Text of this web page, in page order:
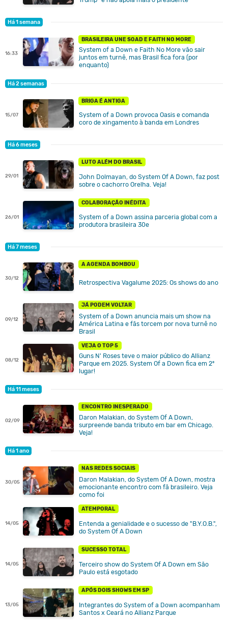
Há 1 semana
16:33
BRASILEIRA UNE SOAD E FAITH NO MORE
System of a Down e Faith No More vão sair
juntos em turnê, mas Brasil fica fora (por
enquanto)
Há 2 semanas
15/07
BRIGA É ANTIGA
System of a Down provoca Oasis e comanda
coro de xingamento à banda em Londres
Há 6 meses
29/01
LUTO ALÉM DO BRASIL
John Dolmayan, do System Of A Down, faz post
sobre o cachorro Orelha. Veja!
26/01
COLABORAÇÃO INÉDITA
System of a Down assina parceria global com a
produtora brasileira 30e
Há 7 meses
30/12
A AGENDA BOMBOU
Retrospectiva Vagalume 2025: Os shows do ano
09/12
JÁ PODEM VOLTAR
System of a Down anuncia mais um show na
América Latina e fãs torcem por nova turnê no
Brasil
08/12
VEJA O TOP 5
Guns N' Roses teve o maior público do Allianz
Parque em 2025. System Of a Down fica em 2º
lugar!
Há 11 meses
02/09
ENCONTRO INESPERADO
Daron Malakian, do System Of A Down,
surpreende banda tributo em bar em Chicago.
Veja!
Há 1 ano
30/05
NAS REDES SOCIAIS
Daron Malakian, do System Of A Down, mostra
emocionante encontro com fã brasileiro. Veja
como foi
14/05
ATEMPORAL
Entenda a genialidade e o sucesso de "B.Y.O.B.",
do System Of A Down
14/05
SUCESSO TOTAL
Terceiro show do System Of A Down em São
Paulo está esgotado
13/05
APÓS DOIS SHOWS EM SP
Integrantes do System of a Down acompanham
Santos x Ceará no Allianz Parque